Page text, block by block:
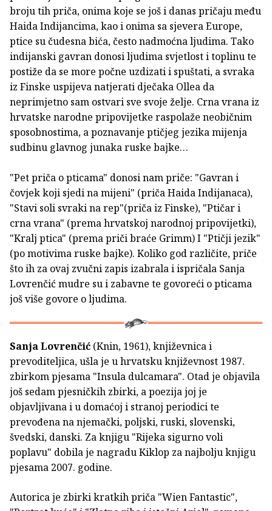
broju tih priča, onima koje se još i danas pričaju među
Haida Indijancima, kao i onima sa sjevera Europe,
ptice su čudesna bića, često nadmoćna ljudima. Tako
indijanski gavran donosi ljudima svjetlost i toplinu te
postiže da se more počne uzdizati i spuštati, a svraka
iz Finske uspijeva natjerati dječaka Ollea da
neprimjetno sam ostvari sve svoje želje. Crna vrana iz
hrvatske narodne pripovijetke raspolaže neobičnim
sposobnostima, a poznavanje ptičjeg jezika mijenja
sudbinu glavnog junaka ruske bajke…
"Pet priča o pticama" donosi nam priče: "Gavran i
čovjek koji sjedi na mijeni" (priča Haida Indijanaca),
"Stavi soli svraki na rep"(priča iz Finske), "Ptičar i
crna vrana" (prema hrvatskoj narodnoj pripovijetki),
"Kralj ptica" (prema priči braće Grimm) I "Ptičji jezik"
(po motivima ruske bajke). Koliko god različite, priče
što ih za ovaj zvučni zapis izabrala i ispričala Sanja
Lovrenčić mudre su i zabavne te govoreći o pticama
još više govore o ljudima.
Sanja Lovrenčić (Knin, 1961), književnica i
prevoditeljica, ušla je u hrvatsku književnost 1987.
zbirkom pjesama "Insula dulcamara". Otad je objavila
još sedam pjesničkih zbirki, a poezija joj je
objavljivana i u domaćoj i stranoj periodici te
prevođena na njemački, poljski, ruski, slovenski,
švedski, danski. Za knjigu "Rijeka sigurno voli
poplavu" dobila je nagradu Kiklop za najbolju knjigu
pjesama 2007. godine.
Autorica je zbirki kratkih priča "Wien Fantastic",